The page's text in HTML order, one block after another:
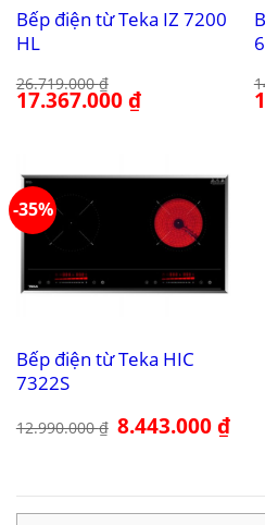
Bếp điện từ Teka IZ 7200
HL
26.719.000₫
Giá
gốc
17.367.000₫Giá
hiện
-35%
Bếp điện từ Teka HIC
7322S
12.990.000₫ Giá
gốc
8.443.000₫Giá
hiện